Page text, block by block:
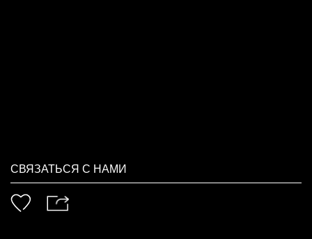
СВЯЗАТЬСЯ С НАМИ